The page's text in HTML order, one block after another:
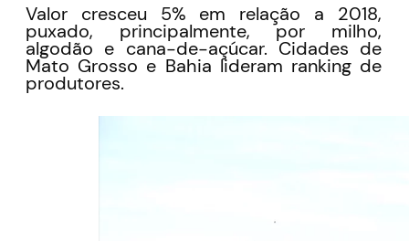
Valor cresceu 5% em relação a 2018,
puxado, principalmente, por milho,
algodão e cana-de-açúcar. Cidades de
Mato Grosso e Bahia lideram ranking de
produtores.